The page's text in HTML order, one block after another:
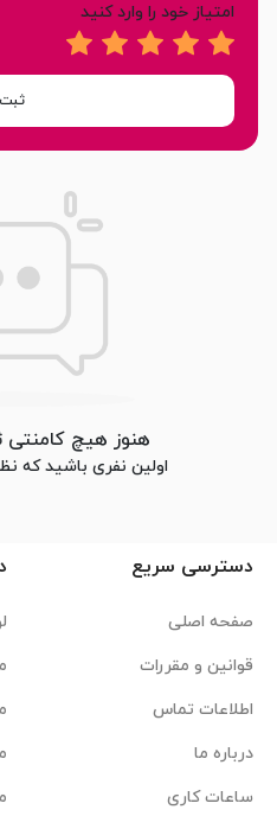
امتیاز خود را وارد کنید
ثبت
هنوز هیچ
اولین نفری باشید که
دسترسی سریع
صفحه اصلی
قوانین و مقررات
اطلاعات تماس
درباره ما
ساعات کاری